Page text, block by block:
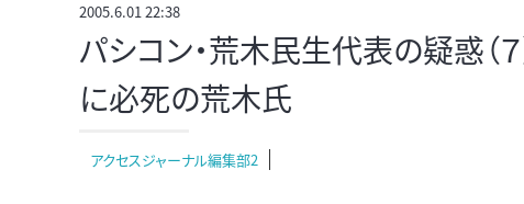
2005.6.01 22:38
パシコン・荒木民生代表の疑惑（
に必死の荒木氏
アクセスジャーナル編集部2